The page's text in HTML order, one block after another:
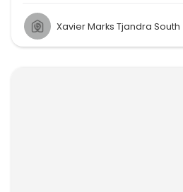
Xavier Marks Tjandra South